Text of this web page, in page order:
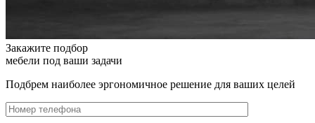
Закажите подбор
мебели под ваши задачи
Подбрем наиболее эргономичное решение для ваших целей